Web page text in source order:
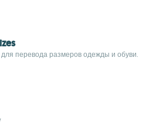
перевода размеров одежды и обуви.